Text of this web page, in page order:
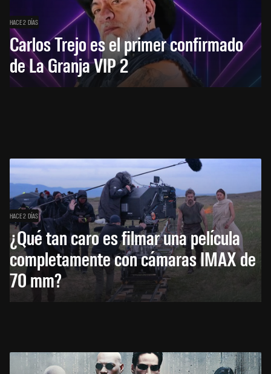
HACE 2 DÍAS
Carlos Trejo es el primer confirmado
de La Granja VIP 2
HACE 2 DÍAS
¿Qué tan caro es filmar una película
completamente con cámaras IMAX de
70 mm?